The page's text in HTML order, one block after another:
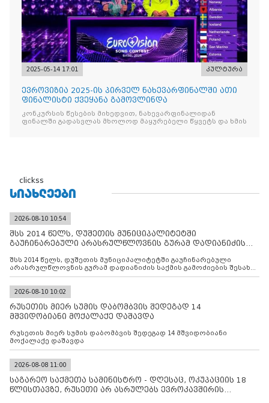
2025-05-14 17:01 კულტურა
ევროვიზია 2025-ის პირველ ნახევარფინალში ათი
ფინალისტი ქვეყანა გამოვლინდა
კონკურსის წესების მიხედვით, ნახევარფინალიდან
ფინალში გადასვლას მხოლოდ მაყურებელი წყვეტს და ხმის
clickss
ᲡᲘᲐᲮᲚᲔᲔᲑᲘ
2026-08-10 10:54
შსს 2014 წელს, დუშეთის მუნიციპალიტეტში
გაუჩინარებული არასრულწლოვნის გურამ დადიანიძის
შსს 2014 წელს, დუშეთის მუნიციპალიტეტში გაუჩინარებული
არასრულწლოვნის გურამ დადიანიძის საქმის გამოძიების შესახებ
ინფორმაციას ავრცელებს
2026-08-10 10:02
რუსეთის მიერ სუმის დაბომბვის შედეგად 14
მშვიდობიანი მოქალაქე დაშავდა
რუსეთის მიერ სუმის დაბომბვის შედეგად 14 მშვიდობიანი
მოქალაქე დაშავდა
2026-08-08 11:00
საგარეო საქმეთა სამინისტრო - დღესაც, ოკუპაციის 18
წლისთავზე, რუსეთი არ ასრულებს ევროკავშირის